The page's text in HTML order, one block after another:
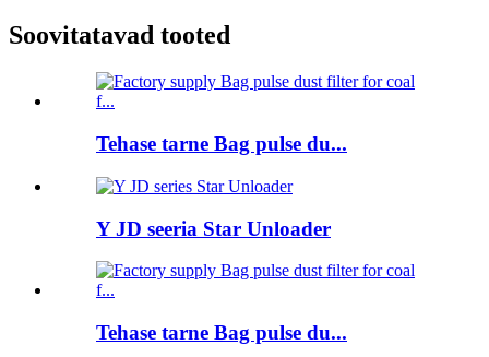
Soovitatavad tooted
Tehase tarne Bag pulse du...
Y JD seeria Star Unloader
Tehase tarne Bag pulse du...